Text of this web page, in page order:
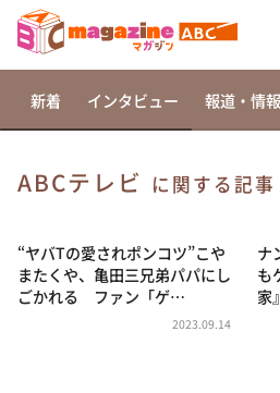
相席食堂
これ余談なんですけど・・・
～人生密着トークバラエテ
新着 インタビュー 報道・情報
ABCテレビ に関する記事
“ヤバTの愛されポンコツ”こや
またくや、亀田三兄弟パパにし
ごかれる ファン「ゲ…
2023.09.14
ナ
も
家